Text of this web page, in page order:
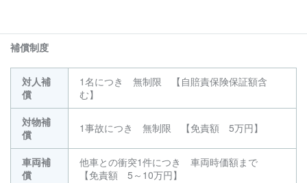
補償制度
対人補
償
1名につき 無制限 【自賠責保険保証額含
む】
対物補
償
1事故につき 無制限 【免責額 5万円】
車両補
償
他車との衝突1件につき 車両時価額まで
【免責額 5～10万円】